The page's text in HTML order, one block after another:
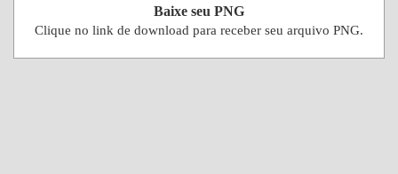
Baixe seu PNG
Clique no link de download para receber seu arquivo PNG.